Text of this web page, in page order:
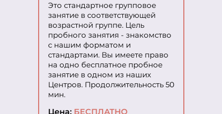
Это стандартное групповое
занятие в соответствующей
возрастной группе. Цель
пробного занятия - знакомство
с нашим форматом и
стандартами. Вы имеете право
на одно бесплатное пробное
занятие в одном из наших
Центров. Продолжительность 50
мин.
Цена: БЕСПЛАТНО